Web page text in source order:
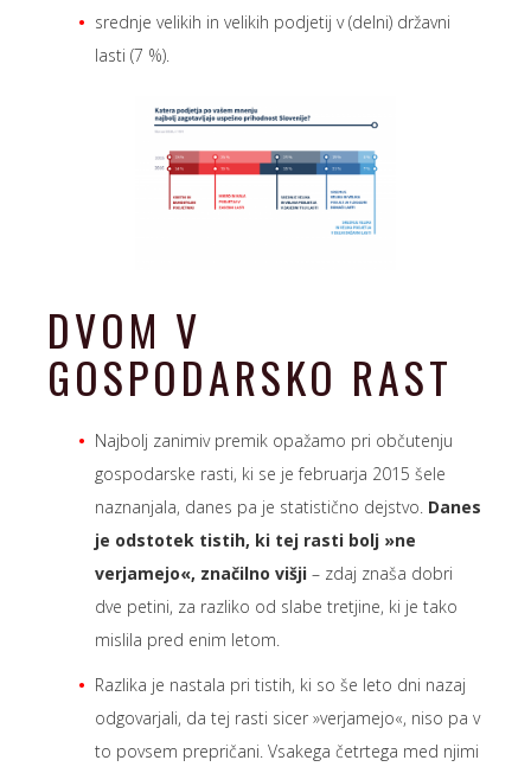
srednje velikih in velikih podjetij v (delni) državni
lasti (7 %).
DVOM V
GOSPODARSKO RAST
Najbolj zanimiv premik opažamo pri občutenju
gospodarske rasti, ki se je februarja 2015 šele
naznanjala, danes pa je statistično dejstvo. Danes
je odstotek tistih, ki tej rasti bolj »ne
verjamejo«, značilno višji – zdaj znaša dobri
dve petini, za razliko od slabe tretjine, ki je tako
mislila pred enim letom.
Razlika je nastala pri tistih, ki so še leto dni nazaj
odgovarjali, da tej rasti sicer »verjamejo«, niso pa v
to povsem prepričani. Vsakega četrtega med njimi